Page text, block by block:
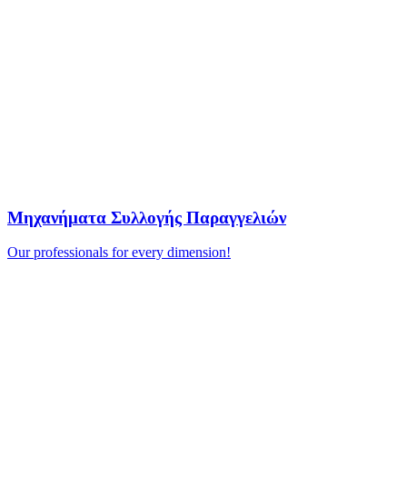
Μηχανήματα Συλλογής Παραγγελιών
Our professionals for every dimension!